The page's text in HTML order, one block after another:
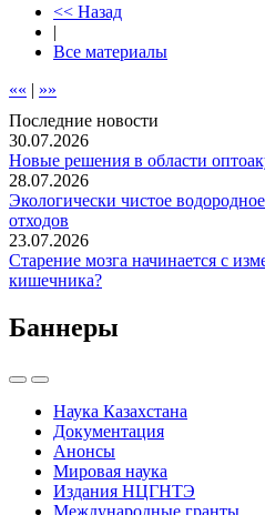
<< Назад
|
Все материалы
«« | »»
Последние новости
30.07.2026
Новые решения в области
28.07.2026
Экологически чистое
отходов
23.07.2026
Старение мозга начинается с
кишечника?
Баннеры
Наука Казахстана
Документация
Анонсы
Мировая наука
Издания НЦГНТЭ